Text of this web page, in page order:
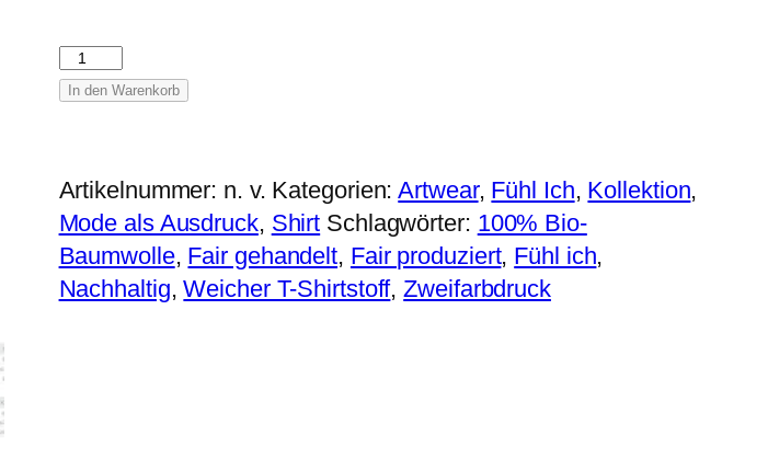
Fühl
ich
Damen
Shirt
in
Schwarz
In den Warenkorb
Artikelnummer: n. v. Kategorien:Artwear, Fühl Ich, Kollektion,
Mode als Ausdruck, Shirt Schlagwörter: 100% Bio-
Baumwolle, Fair gehandelt, Fair produziert, Fühl ich,
Nachhaltig,Weicher T-Shirtstoff,Zweifarbdruck